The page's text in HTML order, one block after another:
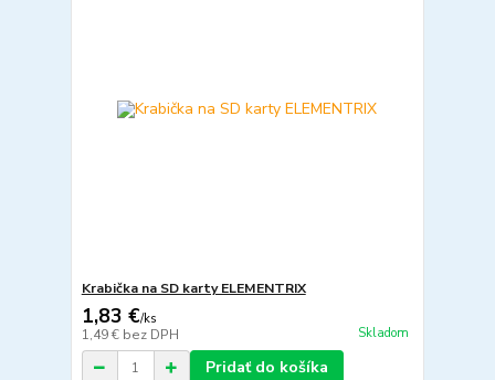
Krabička na SD karty ELEMENTRIX
1,83 €/ks
1,49 € bez DPH Skladom
Pridať do košíka